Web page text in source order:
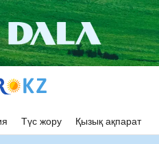
Түс жору Қызық ақпарат